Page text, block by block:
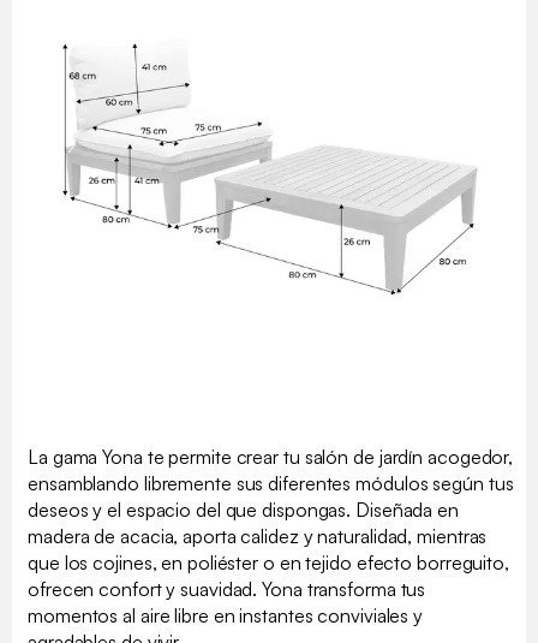
La gama Yona te permite crear tu salón de jardín acogedor,
ensamblando libremente sus diferentes módulos según tus
deseos y el espacio del que dispongas. Diseñada en
madera de acacia, aporta calidez y naturalidad, mientras
que los cojines, en poliéster o en tejido efecto borreguito,
ofrecen confort y suavidad. Yona transforma tus
momentos al aire libre en instantes conviviales y